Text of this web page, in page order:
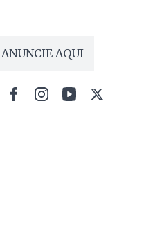
ANUNCIE AQUI